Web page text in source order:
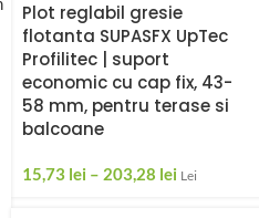
Plot reglabil gresie
flotanta SUPASFX UpTec
Profilitec | suport
economic cu cap fix, 43-
58 mm, pentru terase si
balcoane
15,73 lei – 203,28 lei Lei